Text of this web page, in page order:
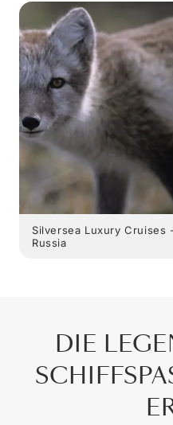
Silversea Luxury Cruises
Russia
DIE